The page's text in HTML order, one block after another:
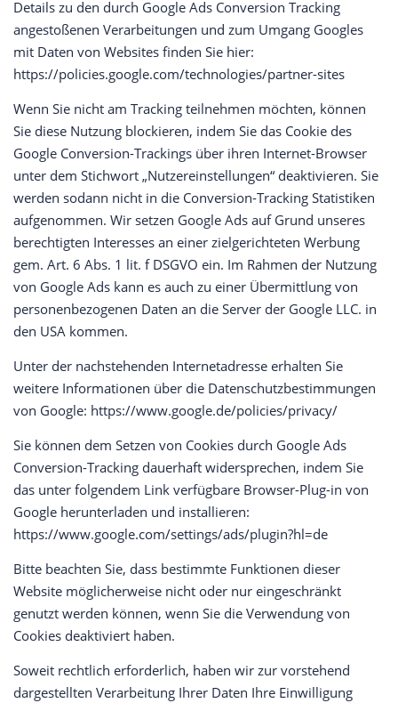
Details zu den durch Google Ads Conversion Tracking
angestoßenen Verarbeitungen und zum Umgang Googles
mit Daten von Websites finden Sie hier:
https://policies.google.com/technologies/partner-sites
Wenn Sie nicht am Tracking teilnehmen möchten, können
Sie diese Nutzung blockieren, indem Sie das Cookie des
Google Conversion-Trackings über ihren Internet-Browser
unter dem Stichwort „Nutzereinstellungen“ deaktivieren. Sie
werden sodann nicht in die Conversion-Tracking Statistiken
aufgenommen. Wir setzen Google Ads auf Grund unseres
berechtigten Interesses an einer zielgerichteten Werbung
gem. Art. 6 Abs. 1 lit. f DSGVO ein. Im Rahmen der Nutzung
von Google Ads kann es auch zu einer Übermittlung von
personenbezogenen Daten an die Server der Google LLC. in
den USA kommen.
Unter der nachstehenden Internetadresse erhalten Sie
weitere Informationen über die Datenschutzbestimmungen
von Google: https://www.google.de/policies/privacy/
Sie können dem Setzen von Cookies durch Google Ads
Conversion-Tracking dauerhaft widersprechen, indem Sie
das unter folgendem Link verfügbare Browser-Plug-in von
Google herunterladen und installieren:
https://www.google.com/settings/ads/plugin?hl=de
Bitte beachten Sie, dass bestimmte Funktionen dieser
Website möglicherweise nicht oder nur eingeschränkt
genutzt werden können, wenn Sie die Verwendung von
Cookies deaktiviert haben.
Soweit rechtlich erforderlich, haben wir zur vorstehend
dargestellten Verarbeitung Ihrer Daten Ihre Einwilligung